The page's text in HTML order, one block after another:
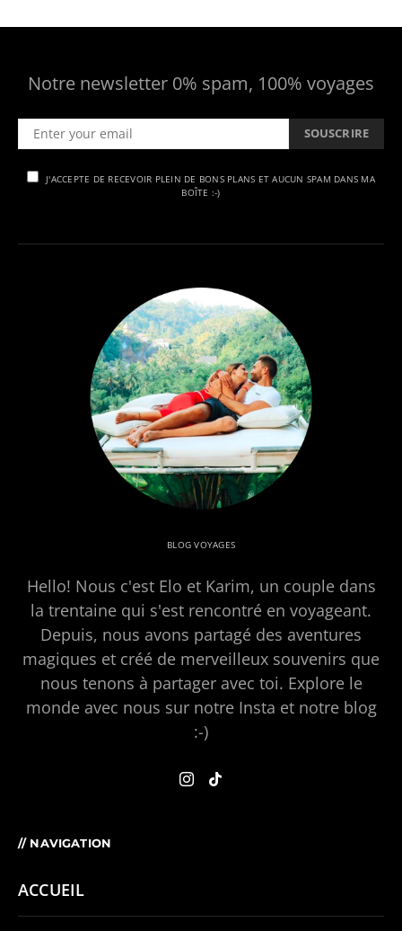
Notre newsletter 0% spam, 100% voyages
SOUSCRIRE
J'ACCEPTE DE RECEVOIR PLEIN DE BONS PLANS ET AUCUN SPAM DANS MA
BOÎTE :-)
BLOG VOYAGES
Hello! Nous c'est Elo et Karim, un couple dans
la trentaine qui s'est rencontré en voyageant.
Depuis, nous avons partagé des aventures
magiques et créé de merveilleux souvenirs que
nous tenons à partager avec toi. Explore le
monde avec nous sur notre Insta et notre blog
:-)
// NAVIGATION
ACCUEIL